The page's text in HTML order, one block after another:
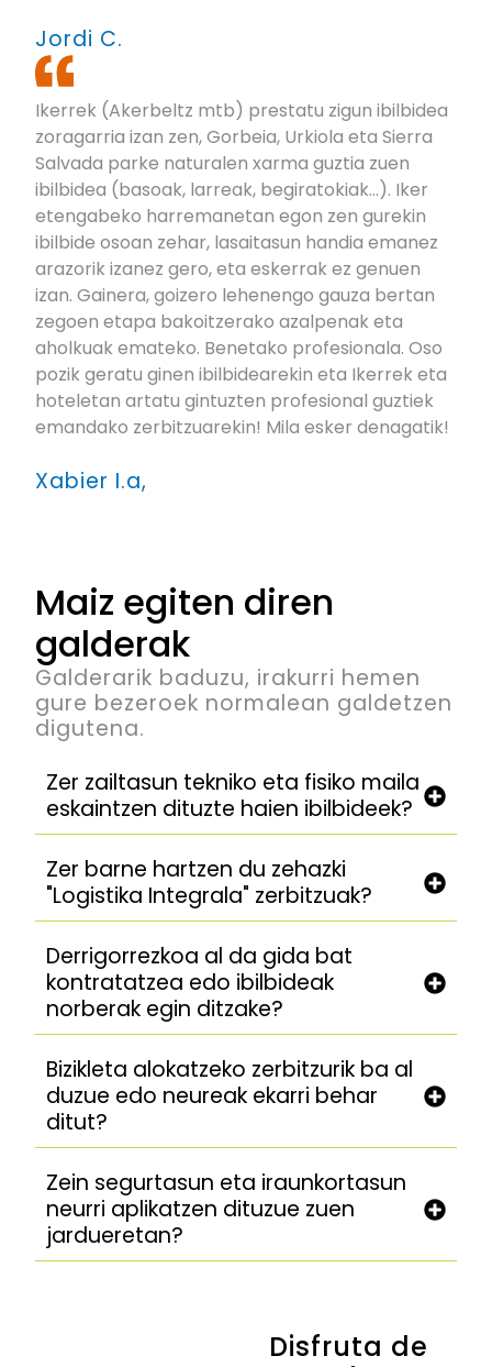
Jordi C.
Ikerrek (Akerbeltz mtb) prestatu zigun ibilbidea
zoragarria izan zen, Gorbeia, Urkiola eta Sierra
Salvada parke naturalen xarma guztia zuen
ibilbidea (basoak, larreak, begiratokiak...). Iker
etengabeko harremanetan egon zen gurekin
ibilbide osoan zehar, lasaitasun handia emanez
arazorik izanez gero, eta eskerrak ez genuen
izan. Gainera, goizero lehenengo gauza bertan
zegoen etapa bakoitzerako azalpenak eta
aholkuak emateko. Benetako profesionala. Oso
pozik geratu ginen ibilbidearekin eta Ikerrek eta
hoteletan artatu gintuzten profesional guztiek
emandako zerbitzuarekin! Mila esker denagatik!
Xabier I.a,
Maiz egiten diren
galderak
Galderarik baduzu, irakurri hemen
gure bezeroek normalean galdetzen
digutena.
Zer zailtasun tekniko eta fisiko maila
eskaintzen dituzte haien ibilbideek?
Zer barne hartzen du zehazki
"Logistika Integrala" zerbitzuak?
Derrigorrezkoa al da gida bat
kontratatzea edo ibilbideak
norberak egin ditzake?
Bizikleta alokatzeko zerbitzurik ba al
duzue edo neureak ekarri behar
ditut?
Zein segurtasun eta iraunkortasun
neurri aplikatzen dituzue zuen
jardueretan?
Disfruta de